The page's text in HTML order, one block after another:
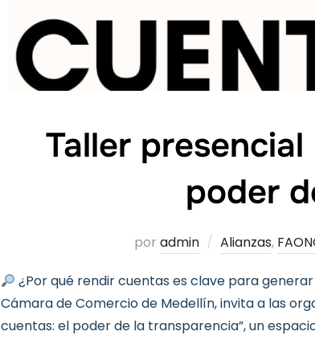
Taller
poder
por admin Alianzas,
¿Por qué rendir cuentas es clave para
Cámara de Comercio de Medellín, invita a las
cuentas: el poder de la transparencia”, un